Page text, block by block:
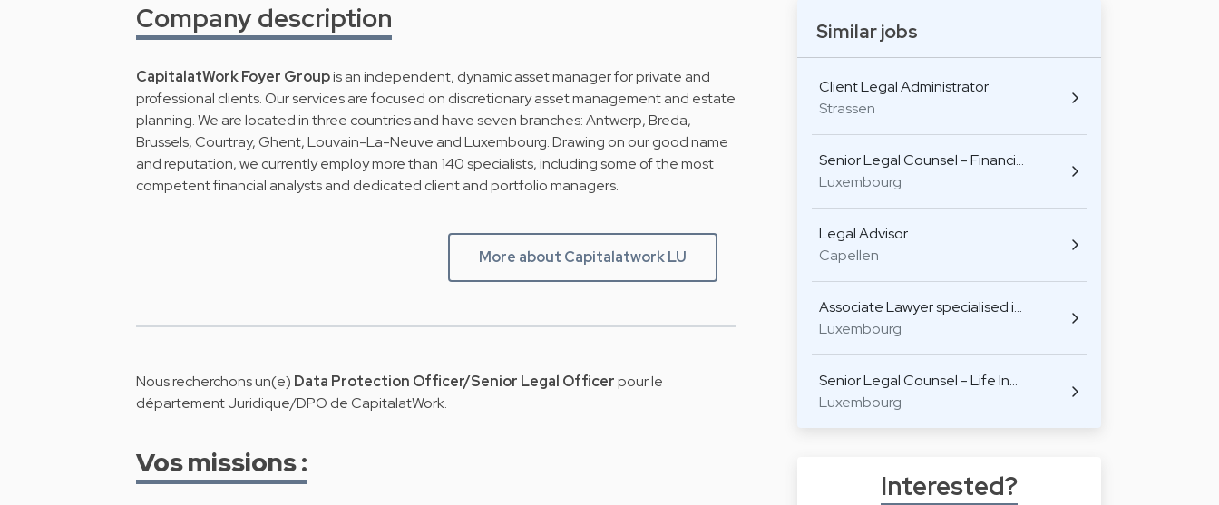
Company description
CapitalatWork Foyer Groupis an independent, dynamic asset manager for private and
professional clients. Our services are focused on discretionary asset management and estate
planning. We are located in three countries and have seven branches: Antwerp, Breda,
Brussels, Courtray, Ghent, Louvain-La-Neuve and Luxembourg. Drawing on our good name
and reputation, we currently employ more than 140 specialists, including some of the most
competent financial analysts and dedicated client and portfolio managers.
More about Capitalatwork LU
Nous recherchons un(e) Data Protection Officer/Senior Legal Officerpour le
département Juridique/DPO de CapitalatWork.
Vos missions :
Similar jobs
Client Legal Administrator
Strassen
Senior Legal Counsel - Financi…
Luxembourg
Legal Advisor
Capellen
Associate Lawyer specialised i…
Luxembourg
Senior Legal Counsel - Life In…
Luxembourg
Interested?